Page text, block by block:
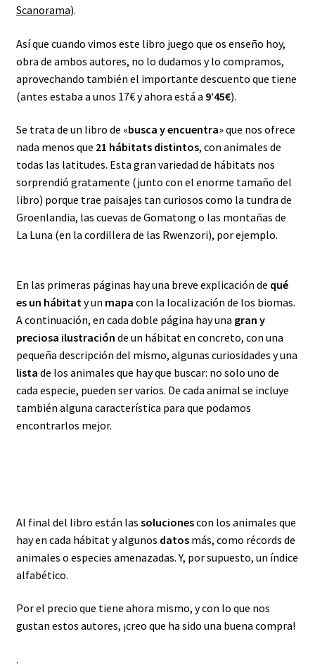
Scanorama).
Así que cuando vimos este libro juego que os enseño hoy,
obra de ambos autores, no lo dudamos y lo compramos,
aprovechando también el importante descuento que tiene
(antes estaba a unos 17€ y ahora está a 9’45€).
Se trata de un libro de «busca y encuentra» que nos ofrece
nada menos que 21 hábitats distintos, con animales de
todas las latitudes. Esta gran variedad de hábitats nos
sorprendió gratamente (junto con el enorme tamaño del
libro) porque trae paisajes tan curiosos como la tundra de
Groenlandia, las cuevas de Gomatong o las montañas de
La Luna (en la cordillera de las Rwenzori), por ejemplo.
En las primeras páginas hay una breve explicación de qué
es un hábitat y un mapa con la localización de los biomas.
A continuación, en cada doble página hay una gran y
preciosa ilustración de un hábitat en concreto, con una
pequeña descripción del mismo, algunas curiosidades y una
lista de los animales que hay que buscar: no solo uno de
cada especie, pueden ser varios. De cada animal se incluye
también alguna característica para que podamos
encontrarlos mejor.
Al final del libro están las solucionescon los animales que
hay en cada hábitat y algunos datosmás, como récords de
animales o especies amenazadas. Y, por supuesto, un índice
alfabético.
Por el precio que tiene ahora mismo, y con lo que nos
gustan estos autores, ¡creo que ha sido una buena compra!
.